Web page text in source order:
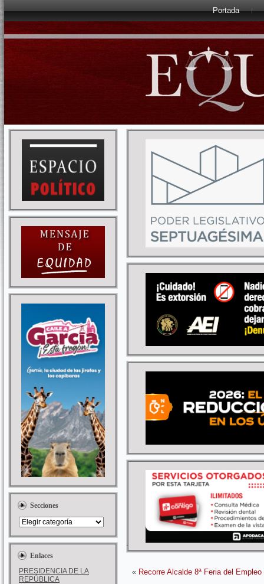
Portada
Secciones
Enlaces
PRESIDENCIA DE LA
REPÚBLICA
« Recorre Alcalde 8ª Feria del